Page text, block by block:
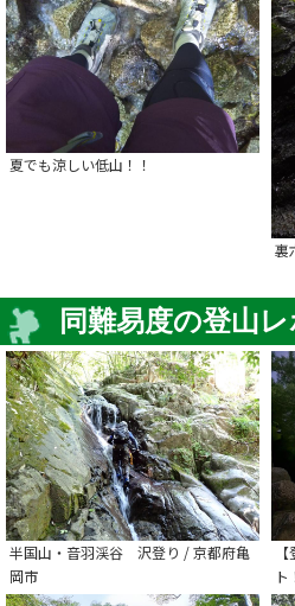
夏でも涼しい低山！！
裏
同難易度の登山レ
半国山・音羽渓谷 沢登り / 京都府亀
岡市
ト